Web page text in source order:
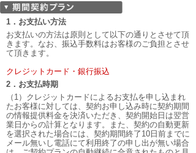
1．お支払い方法
お支払いの方法は原則として以下の通りとさせて頂
きます。なお、振込手数料はお客様のご負担とさせ
て頂きます。
クレジットカード・銀行振込
2．お支払時期
（1）クレジットカードによるお支払を申し込まれ
たお客様に対しては、契約お申し込み時に契約期間
の情報提供料金を決済いただき、契約開始日は翌営
業日からの計算となります。また、契約の自動更新
を選択された場合には、契約期間終了10日前までに
メール無いし電話にて利用終了の申し出が無い場合